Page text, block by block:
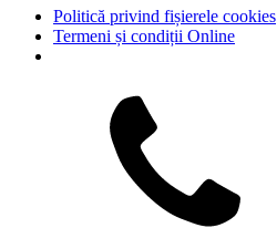
Politică privind fișierele cookies
Termeni și condiții Online